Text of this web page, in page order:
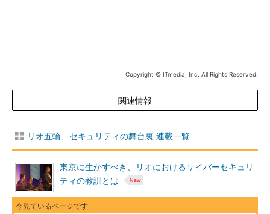
アスリートが約1万8000台だったという。また、この期間に約13
億件のセキュリティ関連インシデント（事象）が観測されたとし
Copyright © ITmedia, Inc. All Rights Reserved.
関連情報
リオ五輪、セキュリティの舞台裏 連載一覧
東京に生かすべき、リオにおけるサイバーセキュリ
ティの教訓とは